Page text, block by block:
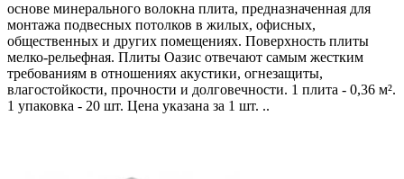
основе минерального волокна плита, предназначенная для
монтажа подвесных потолков в жилых, офисных,
общественных и других помещениях. Поверхность плиты
мелко-рельефная. Плиты Оазис отвечают самым жестким
требованиям в отношениях акустики, огнезащиты,
влагостойкости, прочности и долговечности. 1 плита - 0,36 м².
1 упаковка - 20 шт. Цена указана за 1 шт. ..